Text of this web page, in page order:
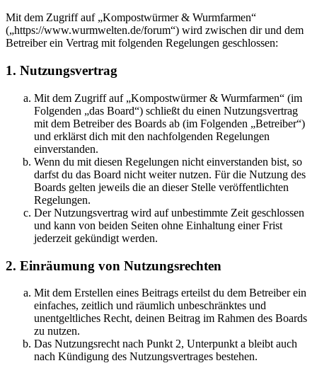
Mit dem Zugriff auf „Kompostwürmer & Wurmfarmen“
(„https://www.wurmwelten.de/forum“) wird zwischen dir und dem
Betreiber ein Vertrag mit folgenden Regelungen geschlossen:
1. Nutzungsvertrag
Mit dem Zugriff auf „Kompostwürmer & Wurmfarmen“ (im
Folgenden „das Board“) schließt du einen Nutzungsvertrag
mit dem Betreiber des Boards ab (im Folgenden „Betreiber“)
und erklärst dich mit den nachfolgenden Regelungen
einverstanden.
Wenn du mit diesen Regelungen nicht einverstanden bist, so
darfst du das Board nicht weiter nutzen. Für die Nutzung des
Boards gelten jeweils die an dieser Stelle veröffentlichten
Regelungen.
Der Nutzungsvertrag wird auf unbestimmte Zeit geschlossen
und kann von beiden Seiten ohne Einhaltung einer Frist
jederzeit gekündigt werden.
2. Einräumung von Nutzungsrechten
Mit dem Erstellen eines Beitrags erteilst du dem Betreiber ein
einfaches, zeitlich und räumlich unbeschränktes und
unentgeltliches Recht, deinen Beitrag im Rahmen des Boards
zu nutzen.
Das Nutzungsrecht nach Punkt 2, Unterpunkt a bleibt auch
nach Kündigung des Nutzungsvertrages bestehen.